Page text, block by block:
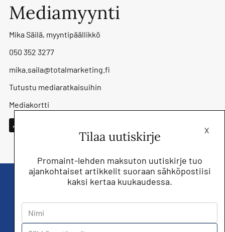
Mediamyynti
Mika Säilä, myyntipäällikkö
050 352 3277
mika.saila@totalmarketing.fi
Tutustu mediaratkaisuihin
Mediakortti
X
Tilaa uutiskirje
Promaint-lehden maksuton uutiskirje tuo
ajankohtaiset artikkelit suoraan sähköpostiisi
kaksi kertaa kuukaudessa.